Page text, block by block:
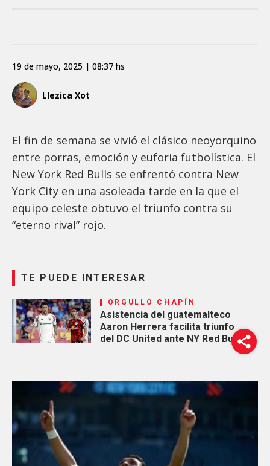
Llezica Xot
19 de mayo, 2025 | 08:37 hs
El fin de semana se vivió el clásico neoyorquino
entre porras, emoción y euforia futbolística. El
New York Red Bulls se enfrentó contra New
York City en una asoleada tarde en la que el
equipo celeste obtuvo el triunfo contra su
“eterno rival” rojo.
TE PUEDE INTERESAR
ORGULLO CHAPÍN
Asistencia del guatemalteco
Aaron Herrera facilita triunfo
del DC United ante NY Red Bulls